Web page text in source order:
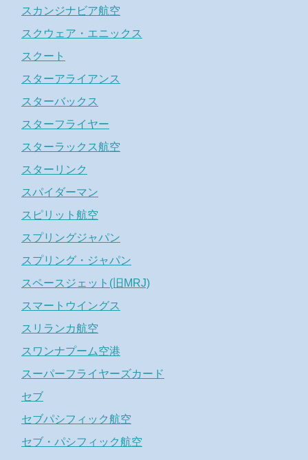
スカンジナビア航空
スクウェア・エニックス
スクート
スターアライアンス
スターバックス
スターフライヤー
スターラックス航空
スターリンク
スパイダーマン
スピリット航空
スプリングジャパン
スプリング・ジャパン
スペースジェット(旧MRJ)
スマートウイングス
スリランカ航空
スワンナプーム空港
スーパーフライヤーズカード
セブ
セブパシフィック航空
セブ・パシフィック航空